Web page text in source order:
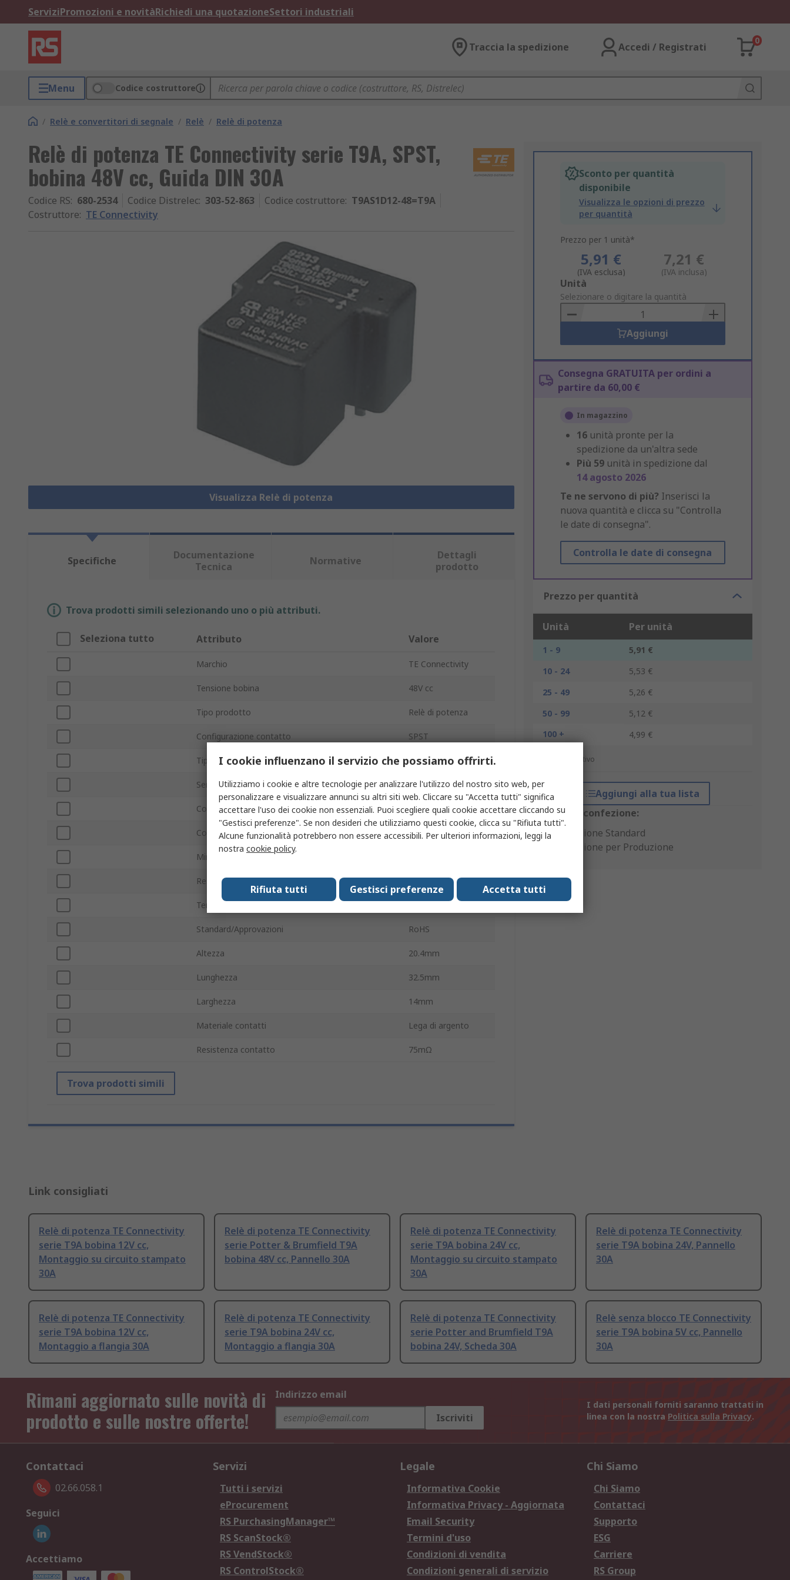
ServiziPromozioni e novitàRichiedi una quotazioneSettori industriali
Traccia la spedizione Accedi / Registrati
0
Menu Codice costruttore
/ Relè e convertitori di segnale / Relè / Relè di potenza
Relè di potenza TE Connectivity serie T9A, SPST,
bobina 48V cc, Guida DIN 30A
Codice RS: 680-2534 Codice Distrelec: 303-52-863 Codice costruttore: T9AS1D12-48=T9A
Costruttore: TE Connectivity
Visualizza Relè di potenza
Sconto per quantità
disponibile
Visualizza le opzioni di prezzo
per quantità
Prezzo per 1 unità*
5,91 €
(IVA esclusa)
7,21 €
(IVA inclusa)
Add
to
Basket
Unità
Selezionare o digitare la quantità
Aggiungi
Consegna GRATUITA per ordini a
partire da 60,00 €
In magazzino
16 unità pronte per la
spedizione da un'altra sede
Più 59 unità in spedizione dal
14 agosto 2026
Te ne servono di più? Inserisci la
nuova quantità e clicca su "Controlla
le date di consegna".
Controlla le date di consegna
Prezzo per quantità
Unità Per unità
1 - 9
5,91 €
10 - 24
5,53 €
25 - 49
5,26 €
50 - 99
5,12 €
100 +
4,99 €
*prezzo indicativo
Aggiungi alla tua lista
Opzioni di confezione:
Confezione Standard
Confezione per Produzione
Specifiche
Documentazione
Tecnica
Normative
Dettagli
prodotto
Trova prodotti simili selezionando uno o più attributi.
Seleziona tutto Attributo Valore
Marchio TE Connectivity
Tensione bobina 48V cc
Tipo prodotto Relè di potenza
Configurazione contatto SPST
Tipo montaggio Guida DIN
Serie T9A
Con terminazione/senza terminazione Foro passante
Corrente di commutazione 30A
Minima temperatura operativa
Resistenza bobina 2.3kΩ
Temperatura massima di funzionamento
Standard/Approvazioni RoHS
Altezza 20.4mm
Lunghezza 32.5mm
Larghezza 14mm
Materiale contatti Lega di argento
Resistenza contatto 75mΩ
Trova prodotti simili
Link consigliati
Relè di potenza TE Connectivity
serie T9A bobina 12V cc,
Montaggio su circuito stampato
30A
Relè di potenza TE Connectivity
serie Potter & Brumfield T9A
bobina 48V cc, Pannello 30A
Relè di potenza TE Connectivity
serie T9A bobina 24V cc,
Montaggio su circuito stampato
30A
Relè di potenza TE Connectivity
serie T9A bobina 24V, Pannello
30A
Relè di potenza TE Connectivity
serie T9A bobina 12V cc,
Montaggio a flangia 30A
Relè di potenza TE Connectivity
serie T9A bobina 24V cc,
Montaggio a flangia 30A
Relè di potenza TE Connectivity
serie Potter and Brumfield T9A
bobina 24V, Scheda 30A
Relè senza blocco TE Connectivity
serie T9A bobina 5V cc, Pannello
30A
Rimani aggiornato sulle novità di
prodotto e sulle nostre offerte!
Indirizzo email
Iscriviti
I dati personali forniti saranno trattati in
linea con la nostra Politica sulla Privacy.
Contattaci
02.66.058.1
Seguici
Accettiamo
Servizi
Tutti i servizi
eProcurement
RS PurchasingManager™
RS ScanStock®
RS VendStock®
RS ControlStock®
Legale
Informativa Cookie
Informativa Privacy - Aggiornata
Email Security
Termini d'uso
Condizioni di vendita
Condizioni generali di servizio
Chi Siamo
Chi Siamo
Contattaci
Supporto
ESG
Carriere
RS Group
I cookie influenzano il servizio che possiamo offrirti.
Utilizziamo i cookie e altre tecnologie per analizzare l'utilizzo del nostro sito web, per
personalizzare e visualizzare annunci su altri siti web. Cliccare su "Accetta tutti" significa
accettare l'uso dei cookie non essenziali. Puoi scegliere quali cookie accettare cliccando su
"Gestisci preferenze". Se non desideri che utilizziamo questi cookie, clicca su "Rifiuta tutti".
Alcune funzionalità potrebbero non essere accessibili. Per ulteriori informazioni, leggi la
nostra cookie policy.
Accetta tutti
Gestisci preferenze
Rifiuta tutti